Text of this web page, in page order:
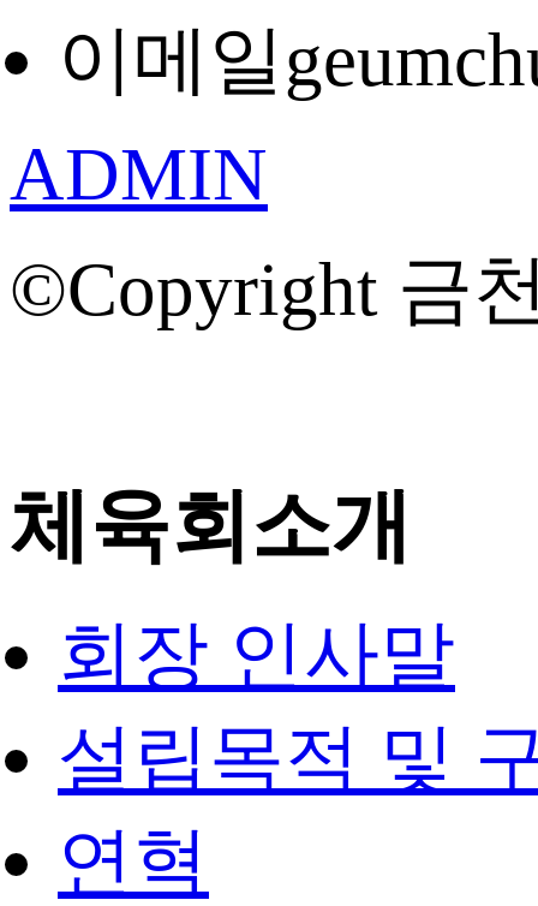
이메일
ADMIN
©Copyright 금
체육회소개
회장 인사말
설립목적 및
연혁